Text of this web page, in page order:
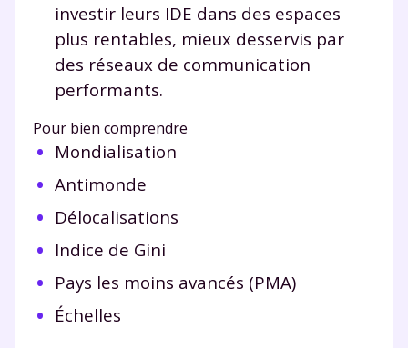
investir leurs IDE dans des espaces
plus rentables, mieux desservis par
des réseaux de communication
performants.
Pour bien comprendre
Mondialisation
Antimonde
Délocalisations
Indice de Gini
Pays les moins avancés (PMA)
Échelles